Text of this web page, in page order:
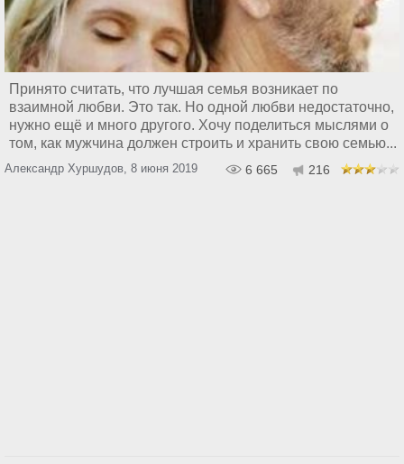
Принято считать, что лучшая семья возникает по
взаимной любви. Это так. Но одной любви недостаточно,
нужно ещё и много другого. Хочу поделиться мыслями о
том, как мужчина должен строить и хранить свою семью...
Александр Хуршудов, 8 июня 2019 6 665 216